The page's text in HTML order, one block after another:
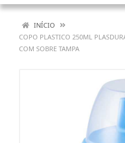
INÍCIO
COPO PLASTICO 250ML
COM SOBRE TAMPA